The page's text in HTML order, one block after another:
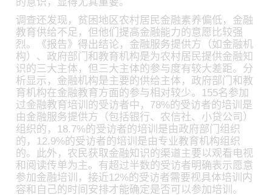
调查还发现，贫困地区农村居民金融素养偏低，金融
教育供给不足，但他们提高金融能力的意愿比较强
烈。《报告》得出结论，金融服务提供方（如金融机
构）、政府部门和教育机构是为农村居民提供金融知
识的三大主体，但三大主体的参与度有较大差距。分
析显示，金融机构是主要的供给主体，政府部门和教
育机构在金融教育方面的参与相对较少。155名参加
过金融教育培训的受访者中，78%的受访者的培训是
由金融服务提供方（包括银行、农信社、小贷公司）
组织的，18.7%的受访者的培训是由政府部门组织
的，12.9%的受访者的培训是由专业教育机构组织
的。此外，农民获取金融知识的渠道主要以观看电视
和阅读传单为主。有超过半数的受访者明确表示愿意
参加金融培训，接近12%的受访者需要视具体培训内
容和自己的时间安排才能确定是否可以参加培训。